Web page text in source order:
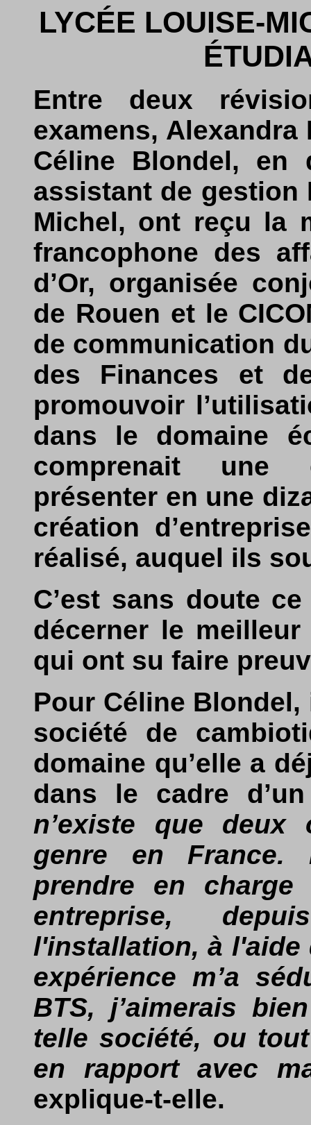
LYCÉE LOUISE-
Entre deux
examens, Alexandra
Céline Blondel, en
assistant de gestion
Michel, ont reçu la
francophone des
d’Or, organisée
de Rouen et le
de communication
des Finances et
promouvoir
dans le domaine
comprenait une
présenter en une
création
réalisé, auquel ils
C’est sans doute
décerner le
qui ont su faire
Pour Céline Blondel,
société de
domaine qu’elle a
dans le cadre
n’existe que
genre en France.
prendre en charge
entreprise,
l'installation, à l'aide
expérience m’a
BTS, j’aimerais
telle société, ou
en rapport avec
explique-t-elle.